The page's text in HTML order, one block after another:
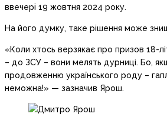
ввечері 19 жовтня 2024 року.
На його думку, таке рішення може
«Коли хтось верзякає про призов 18-
– до ЗСУ – вони мелять дурниці. Бо,
продовженню українського роду –
неможна!» — зазначив Ярош.